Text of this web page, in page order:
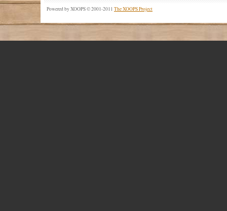
Powered by XOOPS © 2001-2011 The XOOPS Project